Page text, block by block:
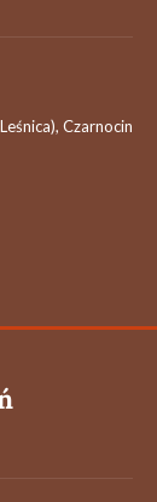
Czarnocin